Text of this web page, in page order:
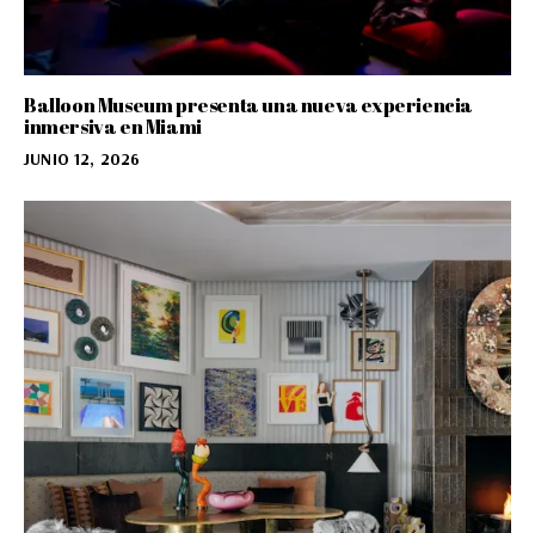
Balloon Museum presenta una nueva experiencia
inmersiva en Miami
JUNIO 12, 2026